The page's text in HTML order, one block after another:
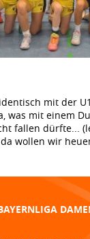
mit der
was mit einem
fallen dürfte...
wollen wir